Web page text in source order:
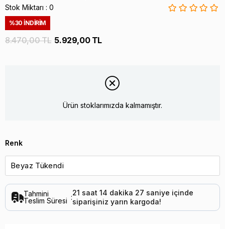
Stok Miktarı : 0
%30 İNDIRIM
8.470,00 TL 5.929,00 TL
Ürün stoklarımızda kalmamıştır.
Renk
Tahmini
Teslim Süresi :
21 saat 14 dakika 27 saniye içinde
siparişiniz yarın kargoda!